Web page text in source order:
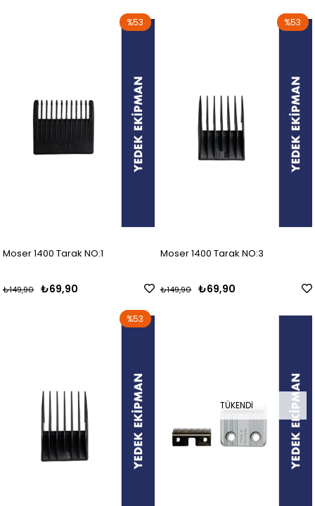
Moser 1400 Tarak NO:1
₺69,90
₺149,90
%53
Moser 1400 Tarak NO:3
₺69,90
₺149,90
%53
%53
TÜKENDI